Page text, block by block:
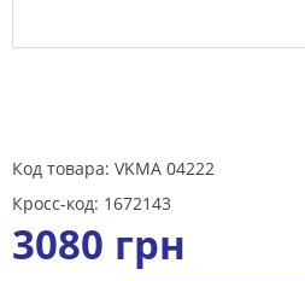
Код товара: VKMA 04222
Кросс-код: 1672143
3080 грн